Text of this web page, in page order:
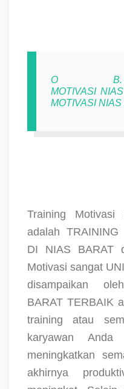
O
MOTIVASI
MOTIVASI
Training
adalah TRAINING
DI NIAS BARAT
Motivasi sangat
disampaikan
BARAT TERBAIK
training atau
karyawan
meningkatkan
akhirnya